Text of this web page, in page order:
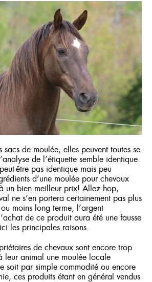
Où acheter
sacs de moulée, elles peuvent toutes se
de l’étiquette semble identique.
être pas identique mais peu
d’une moulée pour chevaux
un bien meilleur prix! Allez hop,
ne s’en portera certainement pas plus
moins long terme, l’argent
de ce produit aura été une fausse
les principales raisons.
de chevaux sont encore trop
leur animal une moulée locale
soit par simple commodité ou encore
ces produits étant en général vendus